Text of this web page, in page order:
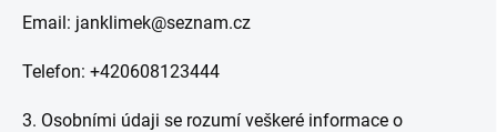
Email: janklimek@seznam.cz
Telefon: +420608123444
3. Osobními údaji se rozumí veškeré informace o